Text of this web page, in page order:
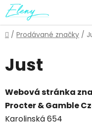
Přejít
na
obsah
Domů
/ Prodávané značky /
Just
Webová stránka
Procter & Gamble
Karolinská 654